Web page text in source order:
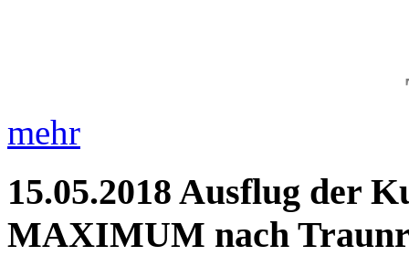
mehr
15.05.2018 Ausflug der
MAXIMUM nach